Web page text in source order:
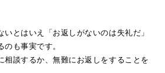
とはいえ「お返しがないのは失礼だ」
も事実です。
相談するか、無難にお返しをすることを